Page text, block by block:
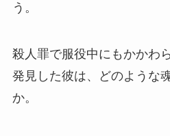
う。
殺人罪で服役中にもかかわ
発見した彼は、どのような
か。